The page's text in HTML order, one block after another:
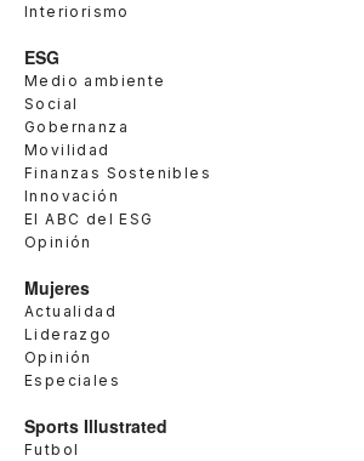
Interiorismo
ESG
Medio ambiente
Social
Gobernanza
Movilidad
Finanzas Sostenibles
Innovación
El ABC del ESG
Opinión
Mujeres
Actualidad
Liderazgo
Opinión
Especiales
Sports Illustrated
Futbol